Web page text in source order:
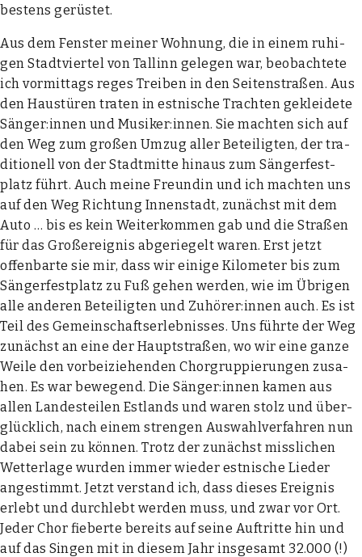
bes­tens gerüs­tet.
Aus dem Fens­ter mei­ner Woh­nung, die in einem ruhi­
gen Stadt­vier­tel von Tal­linn gele­gen war, beob­ach­te­te
ich vor­mit­tags reges Trei­ben in den Sei­ten­stra­ßen. Aus
den Haus­tü­ren tra­ten in est­ni­sche Trach­ten geklei­de­te
Sänger:innen und Musiker:innen. Sie mach­ten sich auf
den Weg zum gro­ßen Umzug aller Betei­lig­ten, der tra­
di­tio­nell von der Stadt­mit­te hin­aus zum Sän­ger­fest­
platz führt. Auch mei­ne Freun­din und ich mach­ten uns
auf den Weg Rich­tung Innen­stadt, zunächst mit dem
Auto … bis es kein Wei­ter­kom­men gab und die Stra­ßen
für das Groß­ereig­nis abge­rie­gelt waren. Erst jetzt
offen­bar­te sie mir, dass wir eini­ge Kilo­me­ter bis zum
Sän­ger­fest­platz zu Fuß gehen wer­den, wie im Übri­gen
alle ande­ren Betei­lig­ten und Zuhörer:innen auch. Es ist
Teil des Gemein­schafts­er­leb­nis­ses. Uns führ­te der Weg
zunächst an eine der Haupt­stra­ßen, wo wir eine gan­ze
Wei­le den vor­bei­zie­hen­den Chor­grup­pie­run­gen zusa­
hen. Es war bewe­gend. Die Sänger:innen kamen aus
allen Lan­des­tei­len Est­lands und waren stolz und über­
glück­lich, nach einem stren­gen Aus­wahl­ver­fah­ren nun
dabei sein zu kön­nen. Trotz der zunächst miss­li­chen
Wet­ter­la­ge wur­den immer wie­der est­ni­sche Lie­der
ange­stimmt. Jetzt ver­stand ich, dass die­ses Ereig­nis
erlebt und durch­lebt wer­den muss, und zwar vor Ort.
Jeder Chor fie­ber­te bereits auf sei­ne Auf­trit­te hin und
auf das Sin­gen mit in die­sem Jahr ins­ge­samt 32.000 (!)